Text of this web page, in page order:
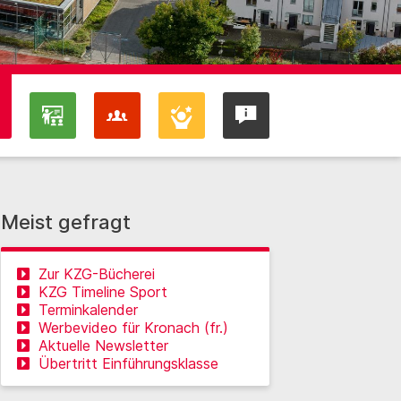
Meist gefragt
Zur KZG-Bücherei
KZG Timeline Sport
Terminkalender
Werbevideo für Kronach (fr.)
Aktuelle Newsletter
Übertritt Einführungsklasse